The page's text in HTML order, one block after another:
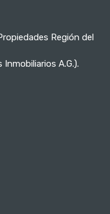
Región del
Inmobiliarios A.G.).